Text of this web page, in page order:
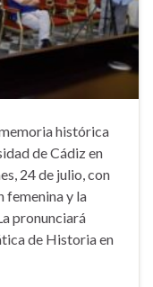
histórica
de Cádiz en
24 de julio, con
femenina y la
pronunciará
de Historia en